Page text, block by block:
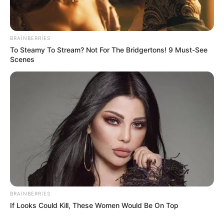
7 avqustda bizi nələr gözləyir? —ULDUZ
FALI
07 Avqust 2026, 00:02
PROQNOZU
06 Avqust 2026, 23:54
Digər xəbərlər
BRAINBERRIES
To Steamy To Stream? Not For The Bridgertons! 9 Must-See
Scenes
BRAINBERRIES
If Looks Could Kill, These Women Would Be On Top